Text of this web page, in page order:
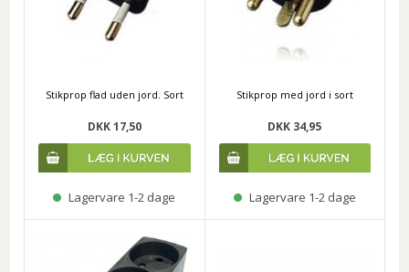
Stikprop flad uden jord. Sort
DKK 17,50
Lagervare 1-2 dage
Stikprop med jord i sort
DKK 34,95
Lagervare 1-2 dage